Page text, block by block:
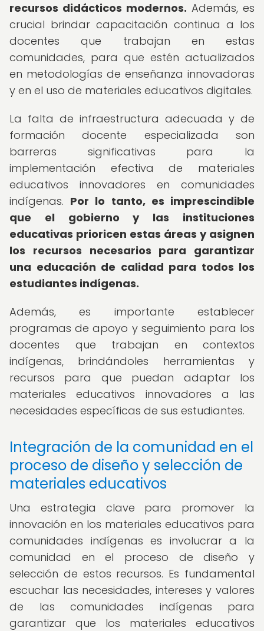
recursos didácticos modernos. Además, es
crucial brindar capacitación continua a los
docentes que trabajan en estas
comunidades, para que estén actualizados
en metodologías de enseñanza innovadoras
y en el uso de materiales educativos digitales.
La falta de infraestructura adecuada y de
formación docente especializada son
barreras significativas para la
implementación efectiva de materiales
educativos innovadores en comunidades
indígenas. Por lo tanto, es imprescindible
que el gobierno y las instituciones
educativas prioricen estas áreas y asignen
los recursos necesarios para garantizar
una educación de calidad para todos los
estudiantes indígenas.
Además, es importante establecer
programas de apoyo y seguimiento para los
docentes que trabajan en contextos
indígenas, brindándoles herramientas y
recursos para que puedan adaptar los
materiales educativos innovadores a las
necesidades específicas de sus estudiantes.
Integración de la comunidad en el
proceso de diseño y selección de
materiales educativos
Una estrategia clave para promover la
innovación en los materiales educativos para
comunidades indígenas es involucrar a la
comunidad en el proceso de diseño y
selección de estos recursos. Es fundamental
escuchar las necesidades, intereses y valores
de las comunidades indígenas para
garantizar que los materiales educativos